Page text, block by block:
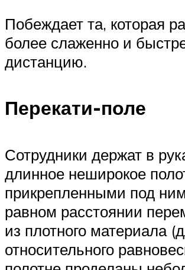
Побеждает та, которая
более слаженно и
дистанцию.
Перекати-поле
Сотрудники держат в
длинное неширокое
прикрепленными под
равном расстоянии
из плотного материала
относительного